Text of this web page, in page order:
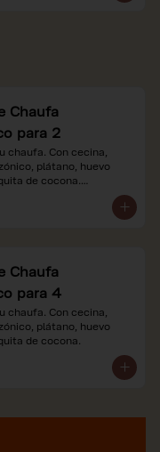
Chaufa
para 2
chaufa. Con cecina,
plátano, huevo
de cocona.
están expresados en
Chaufa
para 4
chaufa. Con cecina,
plátano, huevo
de cocona.